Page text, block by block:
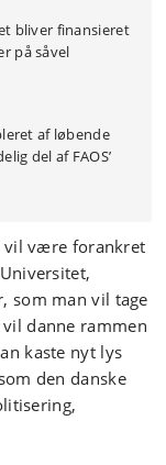
bliver finansieret
på såvel
af løbende
del af FAOS’
vil være forankret
som man vil tage
danne rammen
kaste nyt lys
den danske